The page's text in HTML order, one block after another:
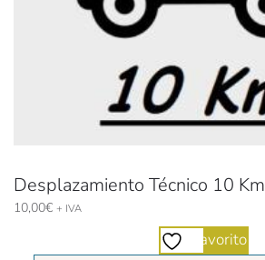
Desplazamiento Técnico 10 Km
10,00€ + IVA
Favorito